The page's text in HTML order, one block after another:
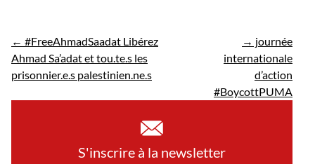
← #FreeAhmadSaadat Libérez
Ahmad Sa’adat et tou.te.s les
prisonnier.e.s palestinien.ne.s
→ journée
internationale
d’action
#BoycottPUMA
S'inscrire à la newsletter